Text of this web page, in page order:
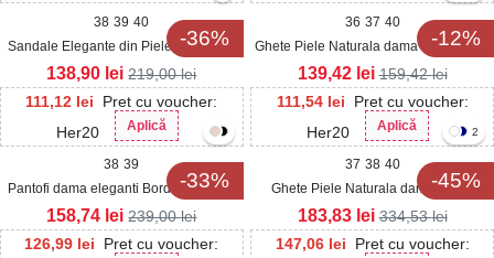
-36%
38 39 40
Sandale Elegante din Piele Ecologica
Lacuita dama Bordo Kasina
111,12 lei
Pret cu voucher:
Her20
Aplică
138,90 lei 219,00lei
-12%
36 37 40
Ghete Piele Naturala dama Bordo Ilena
111,54 lei
Pret cu voucher:
Her20
Aplică
139,42 lei 159,42lei
-33%
38 39
Pantofi dama eleganti Bordo din Piele
Ecologica Lacuita Seylar
126,99 lei
Pret cu voucher:
158,74 lei 239,00lei
-45%
2
37 38 40
Ghete Piele Naturala dama Bordo
Teana
147,06 lei
Pret cu voucher:
183,83 lei 334,53lei